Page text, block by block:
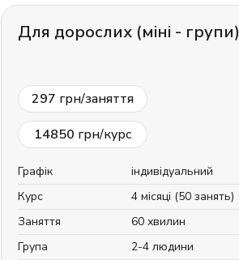
Для дорослих (міні - групи)
297 грн/заняття
14850 грн/курс
Графік
індивідуальний
Курс
4 місяці (50 занять)
Заняття
60 хвилин
Група
2-4 людини